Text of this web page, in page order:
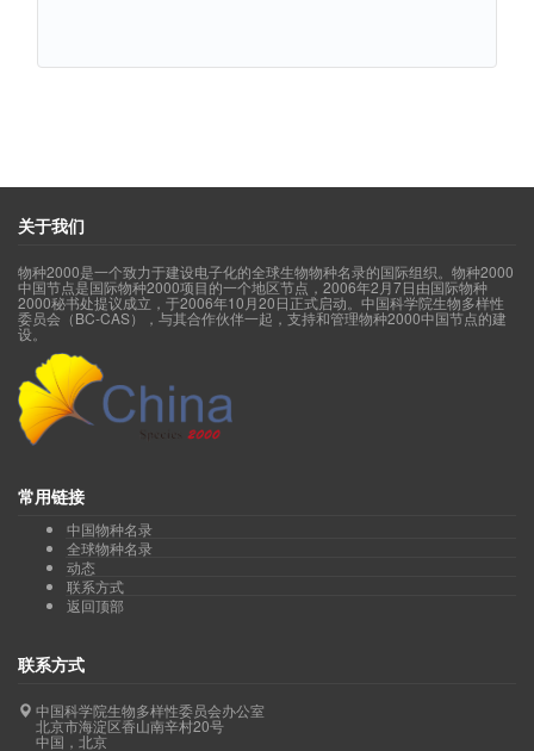
关于我们
物种2000是一个致力于建设电子化的全球生物物种名录的国际组织。物种2000
中国节点是国际物种2000项目的一个地区节点，2006年2月7日由国际物种
2000秘书处提议成立，于2006年10月20日正式启动。中国科学院生物多样性
委员会（BC-CAS），与其合作伙伴一起，支持和管理物种2000中国节点的建
设。
常用链接
中国物种名录
全球物种名录
动态
联系方式
返回顶部
联系方式
中国科学院生物多样性委员会办公室
北京市海淀区香山南辛村20号
中国，北京